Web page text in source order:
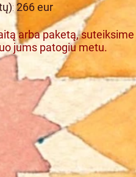
: 266 eur
arba paketą,
jums patogiu metu.